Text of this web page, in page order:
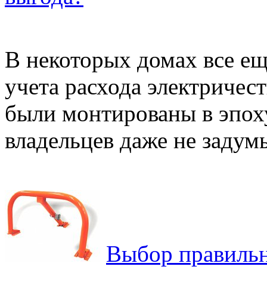
В некоторых домах все
учета расхода
были монтированы в
владельцев даже не
Выбор